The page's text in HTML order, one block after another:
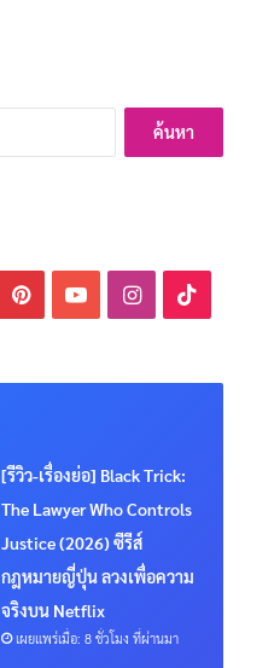
ค้นหา
สำหรับ:
PinterestYouTubeInstagram
[รีวิว-เรื่องย่อ] Black Trick:
The Lawyer Who Controls
Justice (2026) ซีรีส์
กฎหมายญี่ปุ่น ลวงเพื่อความ
จริงบน Netflix
เผยแพร่เมื่อ: 8 ชั่วโมง ที่ผ่านมา